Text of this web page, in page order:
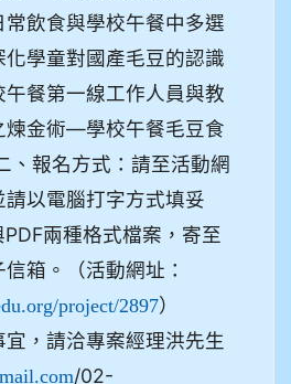
飲食與學校午餐中多選
學童對國產毛豆的認識
餐第一線工作人員與教
煉金術—學校午餐毛豆食
、報名方式：請至活動網
以電腦打字方式填妥
兩種格式檔案，寄至
箱。（活動網址：
project/2897）
，請洽專案經理洪先生
/02-